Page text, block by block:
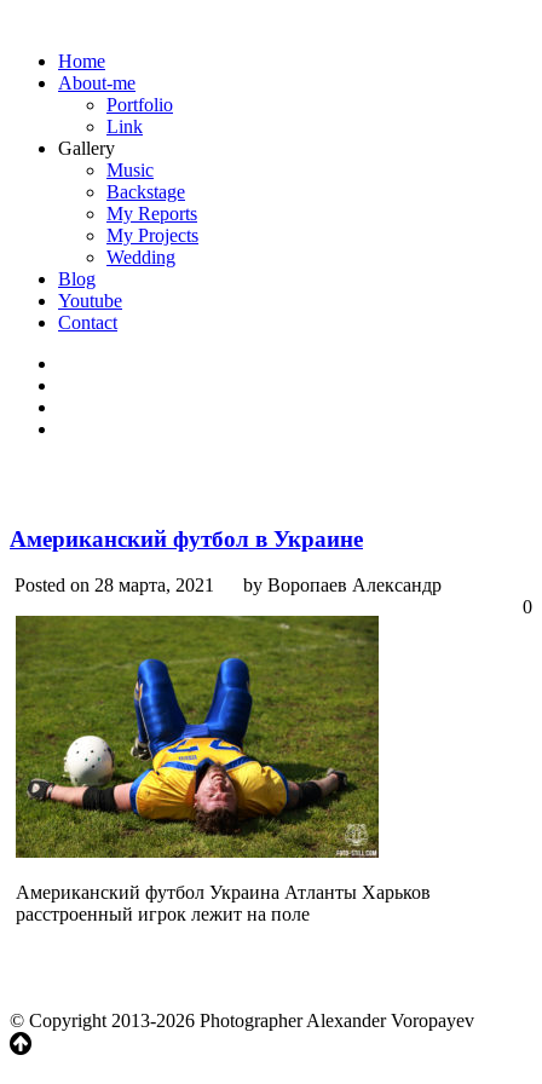
Home
About-me
Portfolio
Link
Gallery
Music
Backstage
My Reports
My Projects
Wedding
Blog
Youtube
Contact
Американский футбол в Украине
Posted on 28 марта, 2021
by Воропаев Александр
0
Американский футбол Украина Атланты Харьков
расстроенный игрок лежит на поле
© Copyright 2013-2026 Photographer Alexander Voropayev